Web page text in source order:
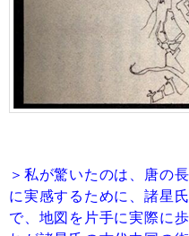
＞私が驚いたのは、唐の
に実感するために、諸星
で、地図を片手に実際に